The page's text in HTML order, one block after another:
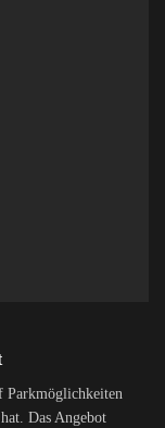
Parkmöglichkeiten
Das Angebot